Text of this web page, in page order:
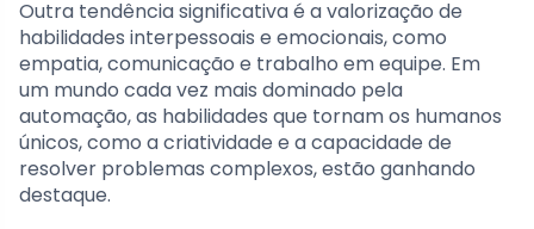
Outra tendência significativa é a valorização de
habilidades interpessoais e emocionais, como
empatia, comunicação e trabalho em equipe. Em
um mundo cada vez mais dominado pela
automação, as habilidades que tornam os humanos
únicos, como a criatividade e a capacidade de
resolver problemas complexos, estão ganhando
destaque.